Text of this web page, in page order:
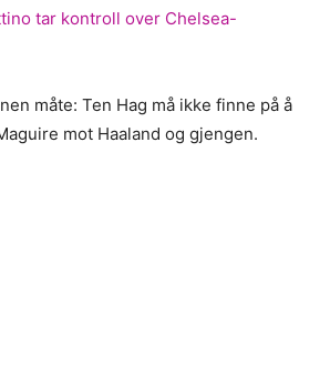
tar kontroll over Chelsea-
måte: Ten Hag må ikke finne på å
mot Haaland og gjengen.